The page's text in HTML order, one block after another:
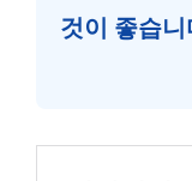
것이 좋습니